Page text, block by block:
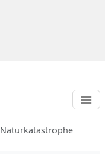
Naturkatastrophe